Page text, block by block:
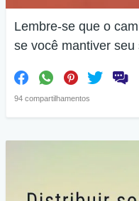
Lembre-se que o
se você mantiver seu
94 compartilhamentos